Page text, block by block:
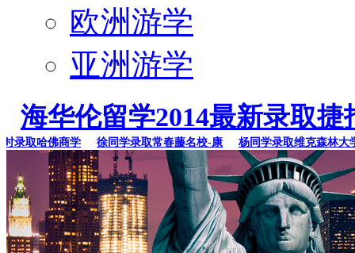
欧洲游学
亚洲游学
海华伦留学2014最新录取捷
取哈佛商学 徐同学录取常春藤名校-康 杨同学录取维克森林大学